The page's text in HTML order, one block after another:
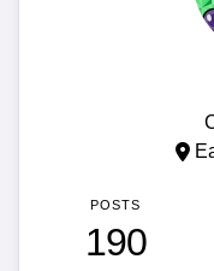
POSTS
190